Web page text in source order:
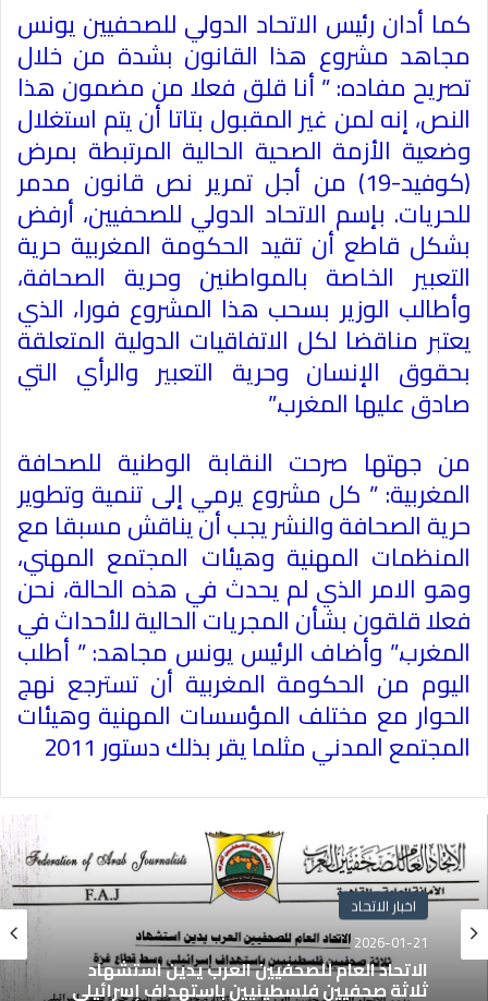
كما أدان رئيس الاتحاد الدولي للصحفيين يونس
مجاهد مشروع هذا القانون بشدة من خلال
تصريح مفاده: ” أنا قلق فعلا من مضمون هذا
النص، إنه لمن غير المقبول بتاتا أن يتم استغلال
وضعية الأزمة الصحية الحالية المرتبطة بمرض
(كوفيد-19) من أجل تمرير نص قانون مدمر
للحريات. بإسم الاتحاد الدولي للصحفيين، أرفض
بشكل قاطع أن تقيد الحكومة المغربية حرية
التعبير الخاصة بالمواطنين وحرية الصحافة،
وأطالب الوزير بسحب هذا المشروع فورا، الذي
يعتبر مناقضا لكل الاتفاقيات الدولية المتعلقة
بحقوق الإنسان وحرية التعبير والرأي التي
صادق عليها المغرب”.
من جهتها صرحت النقابة الوطنية للصحافة
المغربية: ” كل مشروع يرمي إلى تنمية وتطوير
حرية الصحافة والنشر يجب أن يناقش مسبقا مع
المنظمات المهنية وهيئات المجتمع المهني،
وهو الامر الذي لم يحدث في هذه الحالة، نحن
فعلا قلقون بشأن المجريات الحالية للأحداث في
المغرب”. وأضاف الرئيس يونس مجاهد: ” أطلب
اليوم من الحكومة المغربية أن تسترجع نهج
الحوار مع مختلف المؤسسات المهنية وهيئات
المجتمع المدني مثلما يقر بذلك دستور 2011
اخبار الاتحاد
2026-01-21
الاتحاد العام للصحفيين العرب يدين استشهاد
ثلاثة صحفيين فلسطينيين باستهداف إسرائيلي